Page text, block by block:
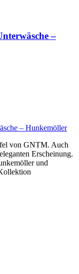
–
von GNTM. Auch
Erscheinung.
und